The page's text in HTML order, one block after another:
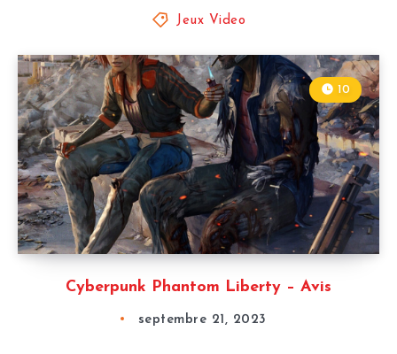
Jeux Video
Cyberpunk Phantom Liberty – Avis
10
septembre 21, 2023